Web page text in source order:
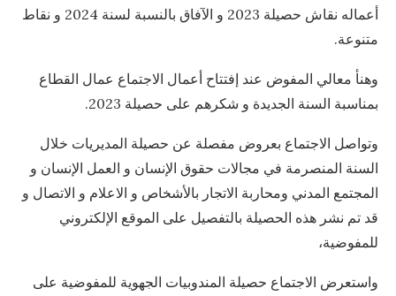
أعماله نقاش حصيلة 2023 و الآفاق بالنسبة لسنة 2024 و نقاط
متنوعة.
وهنأ معالي المفوض عند إفتتاح أعمال الاجتماع عمال القطاع
بمناسبة السنة الجديدة و شكرهم على حصيلة 2023.
وتواصل الاجتماع بعروض مفصلة عن حصيلة المديريات خلال
السنة المنصرمة في مجالات حقوق الإنسان و العمل الإنسان و
المجتمع المدني ومحاربة الاتجار بالأشخاص و الاعلام و الاتصال و
قد تم نشر هذه الحصيلة بالتفصيل على الموقع الإلكتروني
للمفوضية،
واستعرض الاجتماع حصيلة المندوبيات الجهوية للمفوضية على